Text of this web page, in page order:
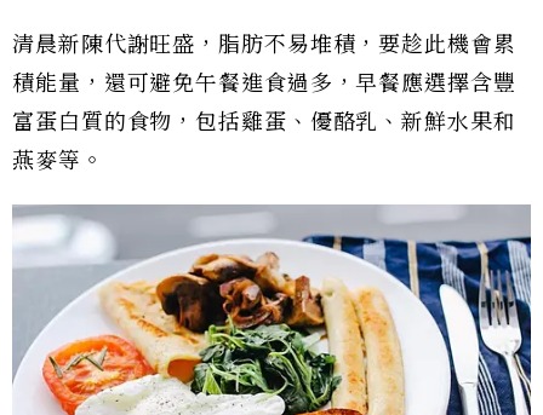
清晨新陳代謝旺盛，脂肪不易堆積，要趁此機會累
積能量，還可避免午餐進食過多，早餐應選擇含豐
富蛋白質的食物，包括雞蛋、優酪乳、新鮮水果和
燕麥等。